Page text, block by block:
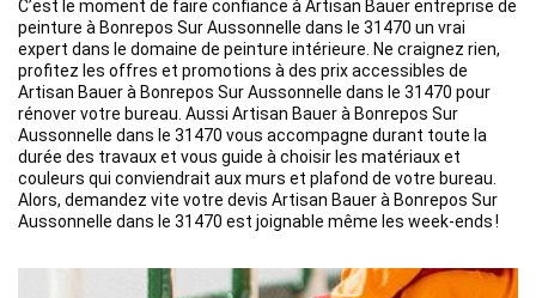
C’est le moment de faire confiance à Artisan Bauer entreprise de
peinture à Bonrepos Sur Aussonnelle dans le 31470 un vrai
expert dans le domaine de peinture intérieure. Ne craignez rien,
profitez les offres et promotions à des prix accessibles de
Artisan Bauer à Bonrepos Sur Aussonnelle dans le 31470 pour
rénover votre bureau. Aussi Artisan Bauer à Bonrepos Sur
Aussonnelle dans le 31470 vous accompagne durant toute la
durée des travaux et vous guide à choisir les matériaux et
couleurs qui conviendrait aux murs et plafond de votre bureau.
Alors, demandez vite votre devis Artisan Bauer à Bonrepos Sur
Aussonnelle dans le 31470 est joignable même les week-ends !